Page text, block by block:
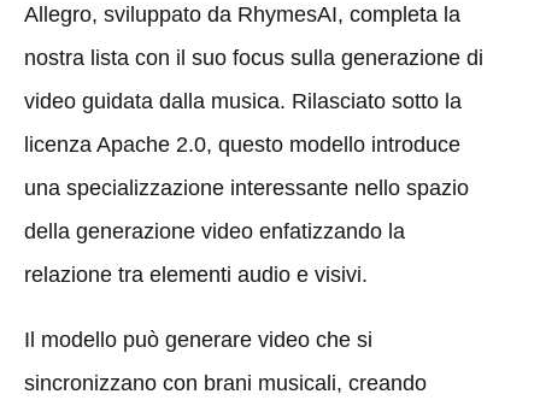
Allegro, sviluppato da RhymesAI, completa la
nostra lista con il suo focus sulla generazione di
video guidata dalla musica. Rilasciato sotto la
licenza Apache 2.0, questo modello introduce
una specializzazione interessante nello spazio
della generazione video enfatizzando la
relazione tra elementi audio e visivi.
Il modello può generare video che si
sincronizzano con brani musicali, creando